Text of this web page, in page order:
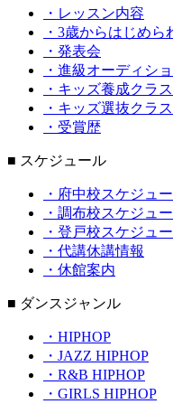
・レッスン内容
・3歳からはじめ
・発表会
・進級オーディシ
・キッズ養成クラス
・キッズ選抜クラス
・受賞歴
■ スケジュール
・府中校スケジュ
・調布校スケジュ
・登戸校スケジュ
・代講休講情報
・休館案内
■ ダンスジャンル
・HIPHOP
・JAZZ HIPHOP
・R&B HIPHOP
・GIRLS HIPHOP